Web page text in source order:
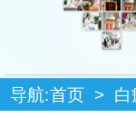
导航:首页 > 白